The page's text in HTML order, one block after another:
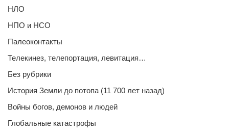
НЛО
НПО и НСО
Палеоконтакты
Телекинез, телепортация, левитация…
Без рубрики
История Земли до потопа (11 700 лет назад)
Войны богов, демонов и людей
Глобальные катастрофы